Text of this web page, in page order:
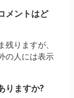
メントはど
りますが、
の人には表示
りますか?